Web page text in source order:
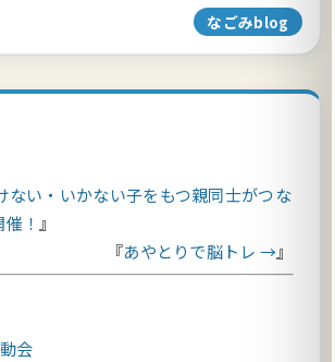
なごみblog
い・いかない子をもつ親同士がつな
！
あやとりで脳トレ →
会